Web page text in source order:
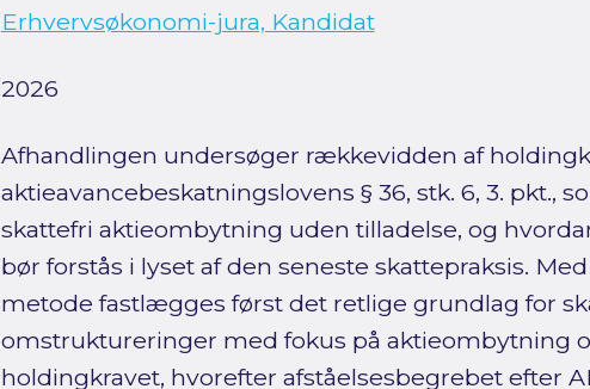
Erhvervsøkonomi-jura, Kandidat
2026
Afhandlingen undersøger rækkevidden af
aktieavancebeskatningslovens § 36, stk. 6, 3. pkt.,
skattefri aktieombytning uden tilladelse, og
bør forstås i lyset af den seneste skattepraksis.
metode fastlægges først det retlige grundlag for
omstruktureringer med fokus på aktieombytning
holdingkravet, hvorefter afståelsesbegrebet efter